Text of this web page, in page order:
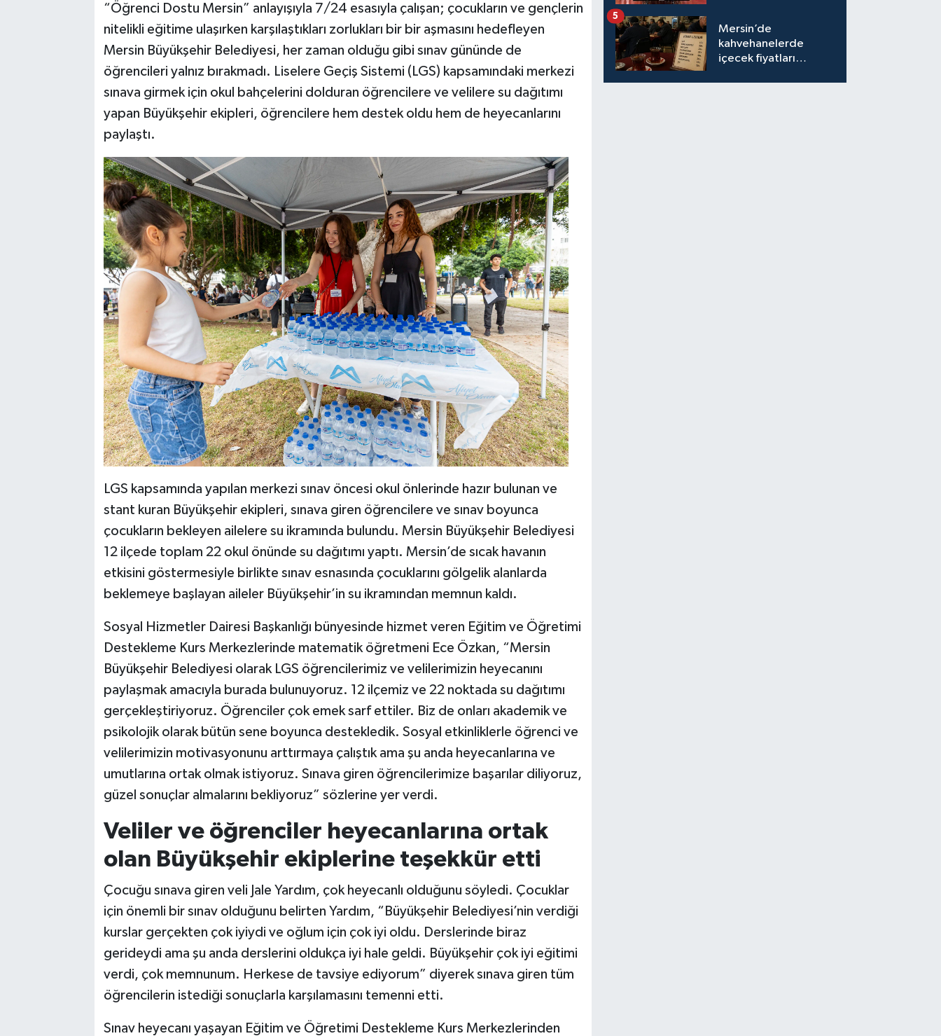
“Öğrenci Dostu Mersin” anlayışıyla 7/24 esasıyla çalışan; çocukların ve gençlerin
nitelikli eğitime ulaşırken karşılaştıkları zorlukları bir bir aşmasını hedefleyen
Mersin Büyükşehir Belediyesi, her zaman olduğu gibi sınav gününde de
öğrencileri yalnız bırakmadı. Liselere Geçiş Sistemi (LGS) kapsamındaki merkezi
sınava girmek için okul bahçelerini dolduran öğrencilere ve velilere su dağıtımı
yapan Büyükşehir ekipleri, öğrencilere hem destek oldu hem de heyecanlarını
paylaştı.
LGS kapsamında yapılan merkezi sınav öncesi okul önlerinde hazır bulunan ve
stant kuran Büyükşehir ekipleri, sınava giren öğrencilere ve sınav boyunca
çocukların bekleyen ailelere su ikramında bulundu. Mersin Büyükşehir Belediyesi
12 ilçede toplam 22 okul önünde su dağıtımı yaptı. Mersin’de sıcak havanın
etkisini göstermesiyle birlikte sınav esnasında çocuklarını gölgelik alanlarda
beklemeye başlayan aileler Büyükşehir’in su ikramından memnun kaldı.
Sosyal Hizmetler Dairesi Başkanlığı bünyesinde hizmet veren Eğitim ve Öğretimi
Destekleme Kurs Merkezlerinde matematik öğretmeni Ece Özkan, “Mersin
Büyükşehir Belediyesi olarak LGS öğrencilerimiz ve velilerimizin heyecanını
paylaşmak amacıyla burada bulunuyoruz. 12 ilçemiz ve 22 noktada su dağıtımı
gerçekleştiriyoruz. Öğrenciler çok emek sarf ettiler. Biz de onları akademik ve
psikolojik olarak bütün sene boyunca destekledik. Sosyal etkinliklerle öğrenci ve
velilerimizin motivasyonunu arttırmaya çalıştık ama şu anda heyecanlarına ve
umutlarına ortak olmak istiyoruz. Sınava giren öğrencilerimize başarılar diliyoruz,
güzel sonuçlar almalarını bekliyoruz” sözlerine yer verdi.
Veliler ve öğrenciler heyecanlarına ortak
olan Büyükşehir ekiplerine teşekkür etti
Çocuğu sınava giren veli Jale Yardım, çok heyecanlı olduğunu söyledi. Çocuklar
için önemli bir sınav olduğunu belirten Yardım, “Büyükşehir Belediyesi’nin verdiği
kurslar gerçekten çok iyiydi ve oğlum için çok iyi oldu. Derslerinde biraz
gerideydi ama şu anda derslerini oldukça iyi hale geldi. Büyükşehir çok iyi eğitimi
verdi, çok memnunum. Herkese de tavsiye ediyorum” diyerek sınava giren tüm
öğrencilerin istediği sonuçlarla karşılamasını temenni etti.
Sınav heyecanı yaşayan Eğitim ve Öğretimi Destekleme Kurs Merkezlerinden
Mersin’de
kahvehanelerde
içecek fiyatları
5